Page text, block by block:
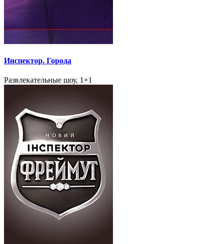
Инспектор. Города
Развлекательные шоу, 1+1